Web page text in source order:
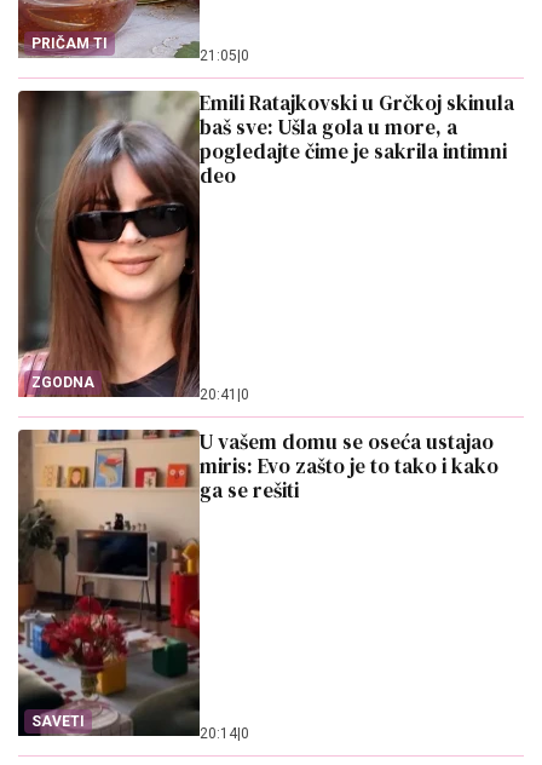
PRIČAM TI
21:05 0
ZGODNA
Emili Ratajkovski u Grčkoj skinula
baš sve: Ušla gola u more, a
pogledajte čime je sakrila intimni
deo
20:41 0
SAVETI
U vašem domu se oseća ustajao
miris: Evo zašto je to tako i kako
ga se rešiti
20:14 0